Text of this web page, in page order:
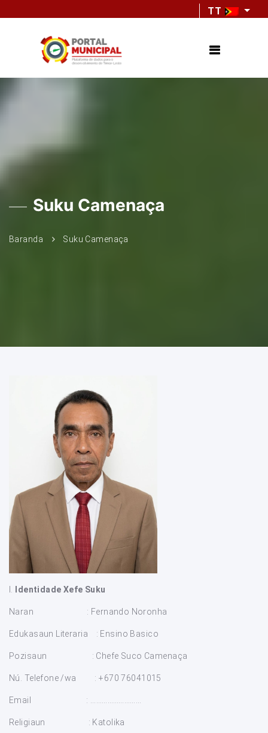
TT
Suku Camenaça
Baranda Suku Camenaça
Identidade Xefe Suku
Naran : Fernando Noronha
Edukasaun Literaria : Ensino Basico
Pozisaun : Chefe Suco Camenaça
Nú. Telefone /wa : +670 76041015
Email : ………………………
Religiaun : Katolika